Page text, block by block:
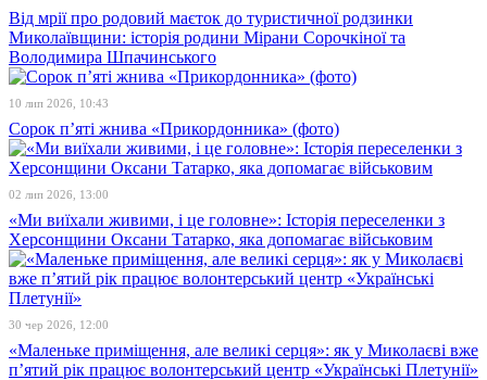
Від мрії про родовий маєток до туристичної родзинки
Миколаївщини: історія родини Мірани Сорочкіної та
Володимира Шпачинського
10 лип 2026, 10:43
Сорок п’яті жнива «Прикордонника» (фото)
02 лип 2026, 13:00
«Ми виїхали живими, і це головне»: Історія переселенки з
Херсонщини Оксани Татарко, яка допомагає військовим
30 чер 2026, 12:00
«Маленьке приміщення, але великі серця»: як у Миколаєві вже
п’ятий рік працює волонтерський центр «Українські Плетунії»